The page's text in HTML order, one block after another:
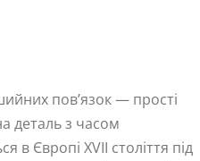
пов’язок — прості
деталь з часом
в Європі XVII століття під